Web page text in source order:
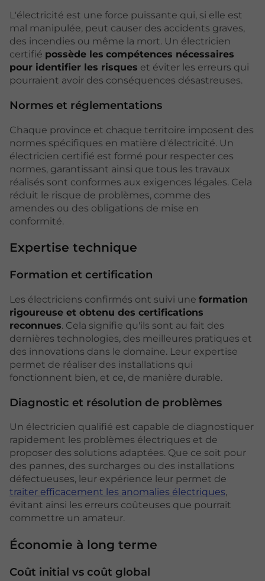
L'électricité est une force puissante qui, si elle est
mal manipulée, peut causer des accidents graves,
des incendies ou même la mort. Un électricien
certifié possède les compétences nécessaires
pour identifier les risques et éviter les erreurs qui
pourraient avoir des conséquences désastreuses.
Normes et réglementations
Chaque province et chaque territoire imposent des
normes spécifiques en matière d'électricité. Un
électricien certifié est formé pour respecter ces
normes, garantissant ainsi que tous les travaux
réalisés sont conformes aux exigences légales. Cela
réduit le risque de problèmes, comme des
amendes ou des obligations de mise en
conformité.
Expertise technique
Formation et certification
Les électriciens confirmés ont suivi une formation
rigoureuse et obtenu des certifications
reconnues. Cela signifie qu'ils sont au fait des
dernières technologies, des meilleures pratiques et
des innovations dans le domaine. Leur expertise
permet de réaliser des installations qui
fonctionnent bien, et ce, de manière durable.
Diagnostic et résolution de problèmes
Un électricien qualifié est capable de diagnostiquer
rapidement les problèmes électriques et de
proposer des solutions adaptées. Que ce soit pour
des pannes, des surcharges ou des installations
défectueuses, leur expérience leur permet de
traiter efficacement les anomalies électriques,
évitant ainsi les erreurs coûteuses que pourrait
commettre un amateur.
Économie à long terme
Coût initial vs coût global